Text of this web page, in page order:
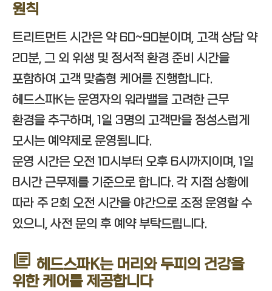
원칙
트리트먼트 시간은 약 60~90분이며, 고객 상담 약
20분, 그 외 위생 및 정서적 환경 준비 시간을
포함하여 고객 맞춤형 케어를 진행합니다.
헤드스파K는 운영자의 워라밸을 고려한 근무
환경을 추구하며, 1일 3명의 고객만을 정성스럽게
모시는 예약제로 운영됩니다.
운영 시간은 오전 10시부터 오후 6시까지이며, 1일
8시간 근무제를 기준으로 합니다. 각 지점 상황에
따라 주 2회 오전 시간을 야간으로 조정 운영할 수
있으니, 사전 문의 후 예약 부탁드립니다.
헤드스파K는 머리와 두피의 건강을
위한 케어를 제공합니다